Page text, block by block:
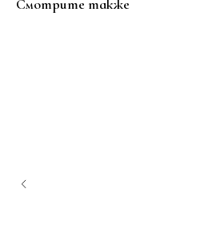
Смотрите также